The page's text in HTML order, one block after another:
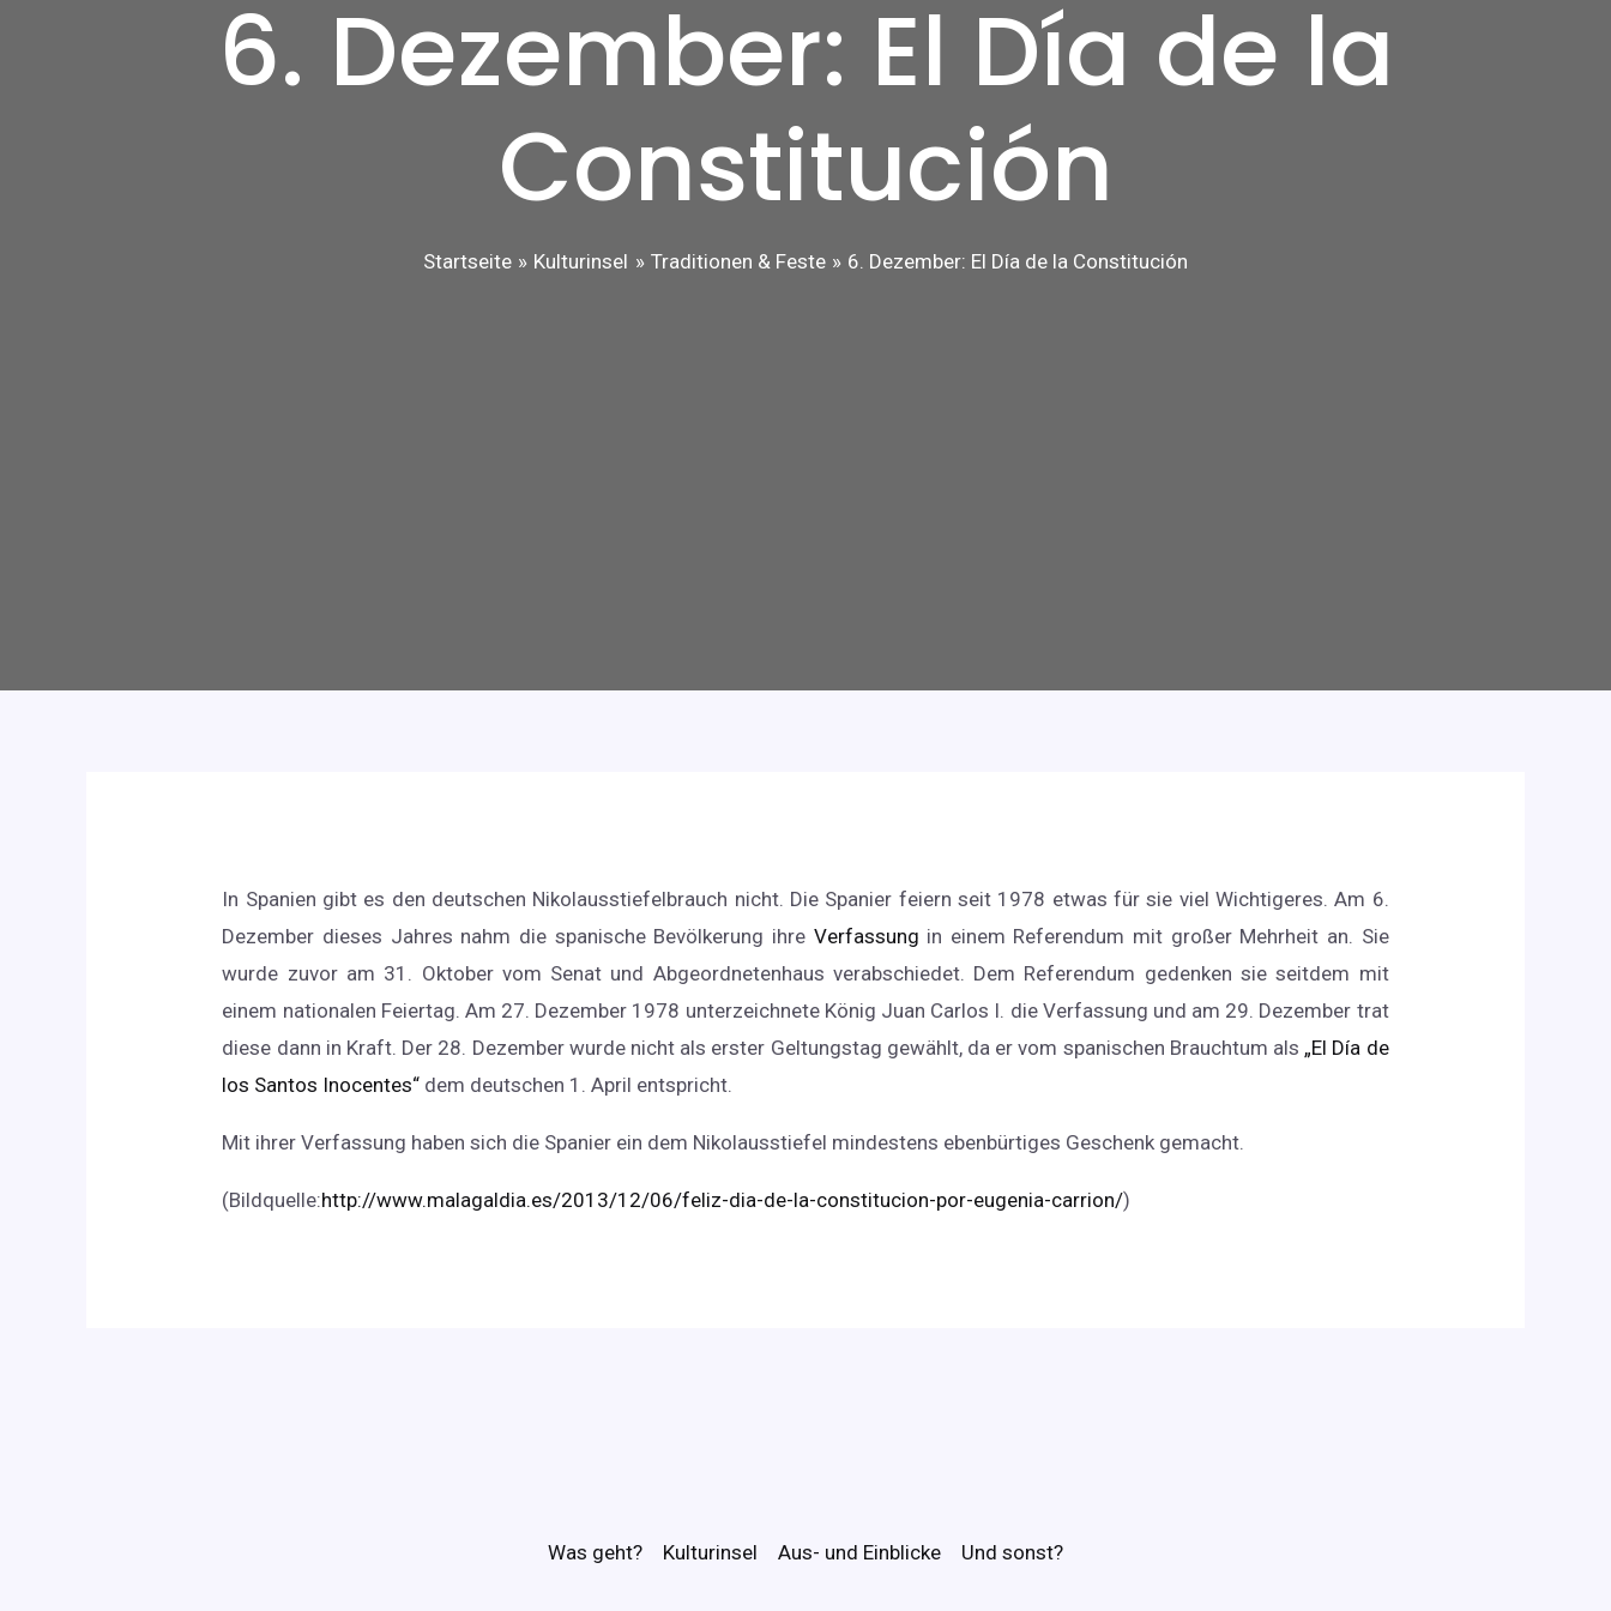
6. Dezember: El Día de la
Constitución
Startseite Kulturinsel Traditionen & Feste 6. Dezember: El Día de la Constitución
In Spanien gibt es den deutschen Nikolausstiefelbrauch nicht. Die Spanier feiern seit 1978 etwas für sie viel Wichtigeres. Am 6.
Dezember dieses Jahres nahm die spanische Bevölkerung ihre Verfassung in einem Referendum mit großer Mehrheit an. Sie
wurde zuvor am 31. Oktober vom Senat und Abgeordnetenhaus verabschiedet. Dem Referendum gedenken sie seitdem mit
einem nationalen Feiertag. Am 27. Dezember 1978 unterzeichnete König Juan Carlos I. die Verfassung und am 29. Dezember trat
diese dann in Kraft. Der 28. Dezember wurde nicht als erster Geltungstag gewählt, da er vom spanischen Brauchtum als „El Día de
los Santos Inocentes“ dem deutschen 1. April entspricht.
Mit ihrer Verfassung haben sich die Spanier ein dem Nikolausstiefel mindestens ebenbürtiges Geschenk gemacht.
(Bildquelle:http://www.malagaldia.es/2013/12/06/feliz-dia-de-la-constitucion-por-eugenia-carrion/)
Was geht? Kulturinsel Aus- und Einblicke Und sonst?